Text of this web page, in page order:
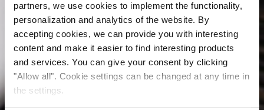
partners, we use cookies to implement the functionality,
personalization and analytics of the website. By
accepting cookies, we can provide you with interesting
content and make it easier to find interesting products
and services. You can give your consent by clicking
"Allow all". Cookie settings can be changed at any time in
the settings.